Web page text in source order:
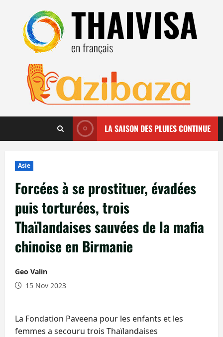
contenu
LA SAISON DES PLUIES CONTINUE
Asie
Forcées à se prostituer, évadées
puis torturées, trois
Thaïlandaises sauvées de la mafia
chinoise en Birmanie
Geo Valin
15 Nov 2023
La Fondation Paveena pour les enfants et les
femmes a secouru trois Thaïlandaises